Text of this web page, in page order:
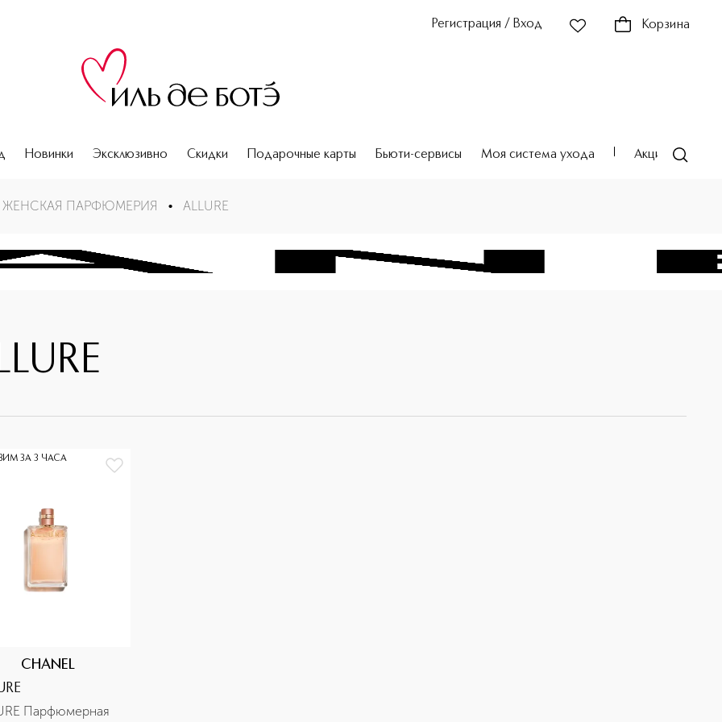
Регистрация / Вход Корзина
Новинки Эксклюзивно Скидки Подарочные карты Бьюти-сервисы Моя система ухода Акции
ЖЕНСКАЯ ПАРФЮМЕРИЯ • ALLURE
ЗА 3 ЧАСА
CHANEL
Парфюмерная